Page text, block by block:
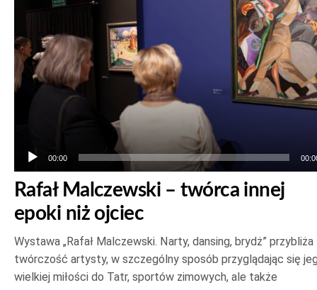
dźwiękowych
00:00
Rafał Malczewski – twórca innej
epoki niż ojciec
Wystawa „Rafał Malczewski. Narty, dansing, brydż” przybliża
twórczość artysty, w szczególny sposób przyglądając się
wielkiej miłości do Tatr, sportów zimowych, ale także